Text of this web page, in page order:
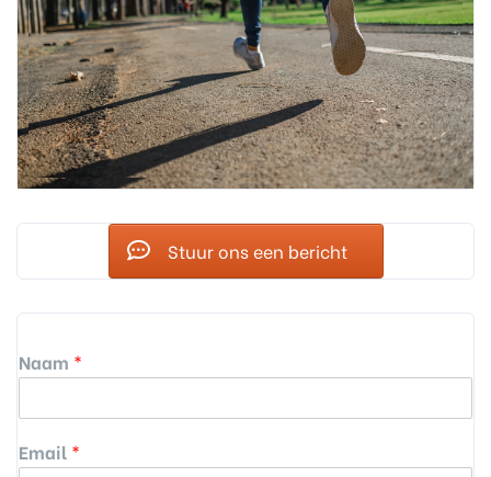
Stuur ons een bericht
Naam *
Email *